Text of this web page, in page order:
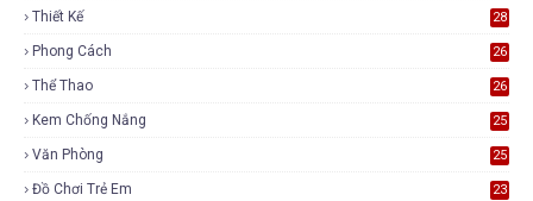
Thiết Kế 28
Phong Cách 26
Thể Thao 26
Kem Chống Nắng 25
Văn Phòng 25
Đồ Chơi Trẻ Em 23